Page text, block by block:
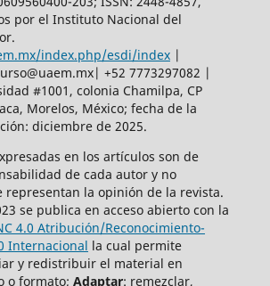
por el Instituto Nacional del
index.php/esdi/index|
+52 7773297082 |
#1001, colonia Chamilpa, CP
Morelos, México; fecha de la
diciembre de 2025.
en los artículos son de
de cada autor y no
representan la opinión de la revista.
se publica en acceso abierto con la
4.0 Atribución/Reconocimiento-
Internacional la cual permite
y redistribuir el material en
o formato; Adaptar: remezclar,